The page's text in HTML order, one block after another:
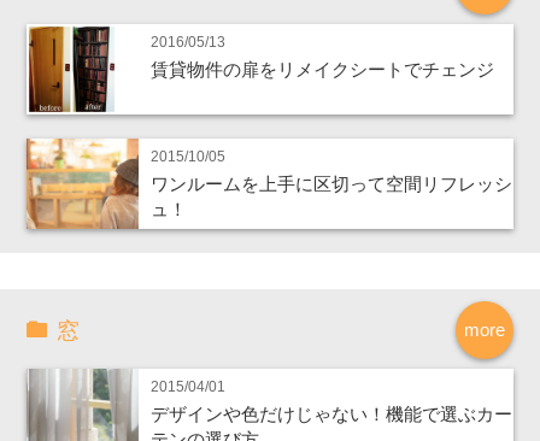
2016/05/13
賃貸物件の扉をリメイクシートでチェンジ
2015/10/05
ワンルームを上手に区切って空間リフレッシ
ュ！
more
窓
2015/04/01
デザインや色だけじゃない！機能で選ぶカー